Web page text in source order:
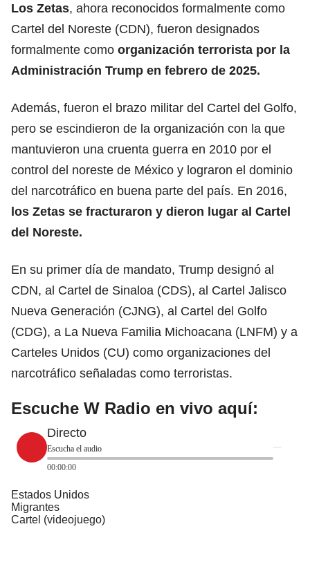
Los Zetas, ahora reconocidos formalmente como
Cartel del Noreste (CDN), fueron designados
formalmente como organización terrorista por la
Administración Trump en febrero de 2025.
Además, fueron el brazo militar del Cartel del Golfo,
pero se escindieron de la organización con la que
mantuvieron una cruenta guerra en 2010 por el
control del noreste de México y lograron el dominio
del narcotráfico en buena parte del país. En 2016,
los Zetas se fracturaron y dieron lugar al Cartel
del Noreste.
En su primer día de mandato, Trump designó al
CDN, al Cartel de Sinaloa (CDS), al Cartel Jalisco
Nueva Generación (CJNG), al Cartel del Golfo
(CDG), a La Nueva Familia Michoacana (LNFM) y a
Carteles Unidos (CU) como organizaciones del
narcotráfico señaladas como terroristas.
Escuche W Radio en vivo aquí:
Directo
Escucha el audio
00:00:00
Estados Unidos
Migrantes
Cartel (videojuego)